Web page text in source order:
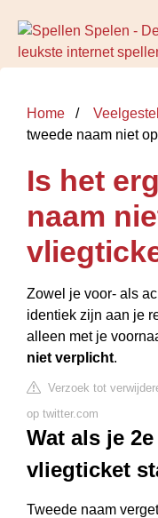
Home
tweede naam niet
Is het
naam
Zowel je voor- als
identiek zijn aan je
alleen met je
niet verplicht.
Verzoek tot
op twitter.com
Wat als je
vliegticket
Tweede naam